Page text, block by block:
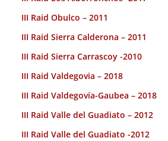
III Raid Obulco – 2011
III Raid Sierra Calderona – 2011
III Raid Sierra Carrascoy -2010
III Raid Valdegovia – 2018
III Raid Valdegovía-Gaubea – 2018
III Raid Valle del Guadiato – 2012
III Raid Valle del Guadiato -2012